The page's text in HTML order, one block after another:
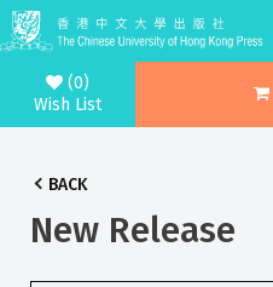
(0)
Wish List
BACK
New Release